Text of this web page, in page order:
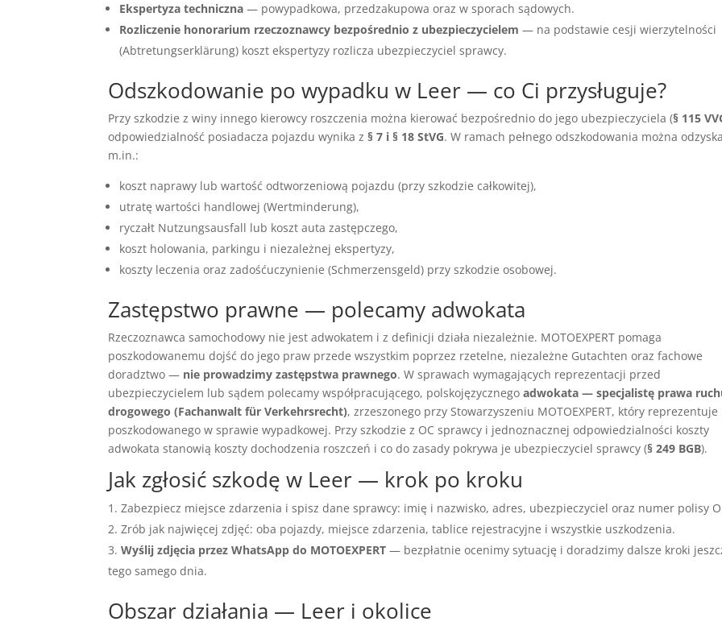
Ekspertyza techniczna — powypadkowa, przedzakupowa oraz w sporach sądowych.
Rozliczenie honorarium rzeczoznawcy bezpośrednio z ubezpieczycielem — na podstawie cesji wierzytelności
(Abtretungserklärung) koszt ekspertyzy rozlicza ubezpieczyciel sprawcy.
Odszkodowanie po wypadku w Leer — co Ci przysługuje?
Przy szkodzie z winy innego kierowcy roszczenia można kierować bezpośrednio do jego ubezpieczyciela (§ 115
odpowiedzialność posiadacza pojazdu wynika z§ 7 i § 18 StVG. W ramach pełnego odszkodowania można
m.in.:
koszt naprawy lub wartość odtworzeniową pojazdu (przy szkodzie całkowitej),
utratę wartości handlowej (Wertminderung),
ryczałt Nutzungsausfall lub koszt auta zastępczego,
koszt holowania, parkingu i niezależnej ekspertyzy,
koszty leczenia oraz zadośćuczynienie (Schmerzensgeld) przy szkodzie osobowej.
Zastępstwo prawne — polecamy adwokata
Rzeczoznawca samochodowy nie jest adwokatem i z definicji działa niezależnie. MOTOEXPERT pomaga
poszkodowanemu dojść do jego praw przede wszystkim poprzez rzetelne, niezależne Gutachten oraz fachowe
doradztwo — nie prowadzimy zastępstwa prawnego. W sprawach wymagających reprezentacji przed
ubezpieczycielem lub sądem polecamy współpracującego, polskojęzycznegoadwokata — specjalistę prawa
drogowego (Fachanwalt für Verkehrsrecht), zrzeszonego przy Stowarzyszeniu MOTOEXPERT, który reprezentuje
poszkodowanego w sprawie wypadkowej. Przy szkodzie z OC sprawcy i jednoznacznej odpowiedzialności koszty
adwokata stanowią koszty dochodzenia roszczeń i co do zasady pokrywa je ubezpieczyciel sprawcy (§ 249 BGB).
Jak zgłosić szkodę w Leer — krok po kroku
Zabezpiecz miejsce zdarzenia i spisz dane sprawcy: imię i nazwisko, adres, ubezpieczyciel oraz numer polisy
Zrób jak najwięcej zdjęć: oba pojazdy, miejsce zdarzenia, tablice rejestracyjne i wszystkie uszkodzenia.
Wyślij zdjęcia przez WhatsApp do MOTOEXPERT — bezpłatnie ocenimy sytuację i doradzimy dalsze kroki
tego samego dnia.
Obszar działania — Leer i okolice